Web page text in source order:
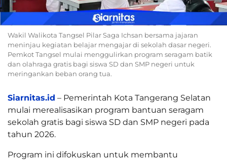
Wakil Walikota Tangsel Pilar Saga Ichsan bersama jajaran
meninjau kegiatan belajar mengajar di sekolah dasar negeri.
Pemkot Tangsel mulai menggulirkan program seragam batik
dan olahraga gratis bagi siswa SD dan SMP negeri untuk
meringankan beban orang tua.
Siarnitas.id – Pemerintah Kota Tangerang Selatan
mulai merealisasikan program bantuan seragam
sekolah gratis bagi siswa SD dan SMP negeri pada
tahun 2026.
Program ini difokuskan untuk membantu